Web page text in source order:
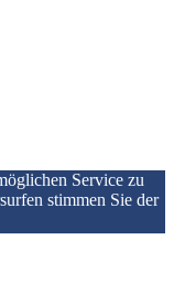
Service zu
stimmen Sie der